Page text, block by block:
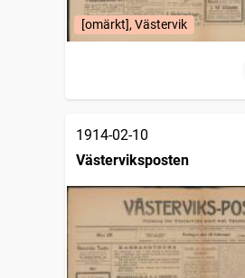
[omärkt], Västervik
1914-02-10
Västerviksposten